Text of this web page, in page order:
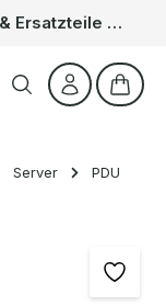
Sommer-Deal: 15% auf alle Server & Ersatzteile – Kein Code nötig, der Rabatt wird automatisch im Warenkorb abgezogen. Gültig vom 01.06. bis 31.08.
Server PDU